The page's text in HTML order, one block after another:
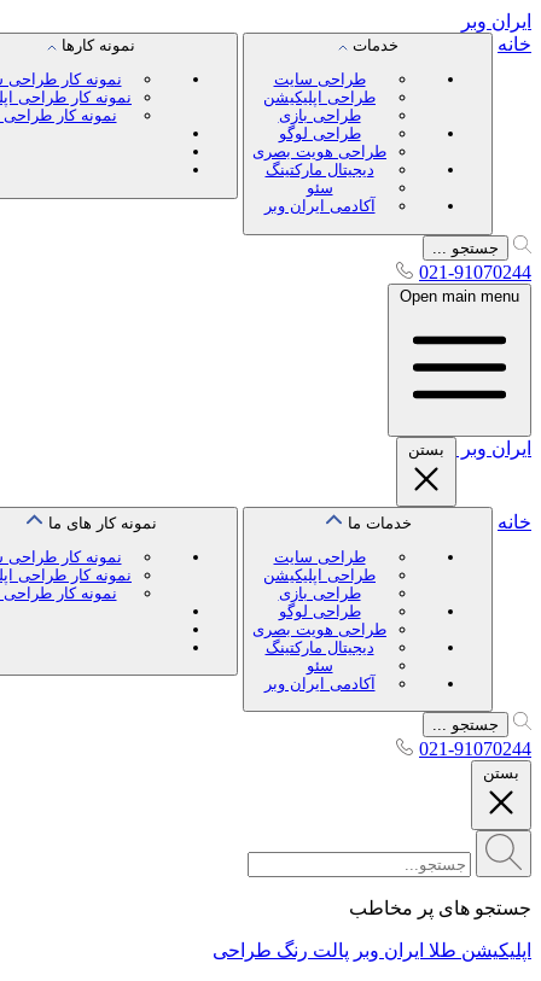
ایران وبر
خانه
خدمات
طراحی سایت
طراحی اپلیکیشن
طراحی بازی
طراحی لوگو
طراحی هویت بصری
دیجیتال مارکتینگ
سئو
آکادمی ایران وبر
نمونه کارها
نمونه کار
نمونه کار طراحی
نمونه کار طراحی
جستجو ...
021-91070244
Open main menu
ایران وبر بستن
خانه
خدمات ما
طراحی سایت
طراحی اپلیکیشن
طراحی بازی
طراحی لوگو
طراحی هویت بصری
دیجیتال مارکتینگ
سئو
آکادمی ایران وبر
نمونه کار های ما
نمونه کار
نمونه کار طراحی
نمونه کار طراحی
جستجو ...
021-91070244
بستن
جستجو های پر مخاطب
اپلیکیشن طلا ایران وبر پالت رنگ طراحی